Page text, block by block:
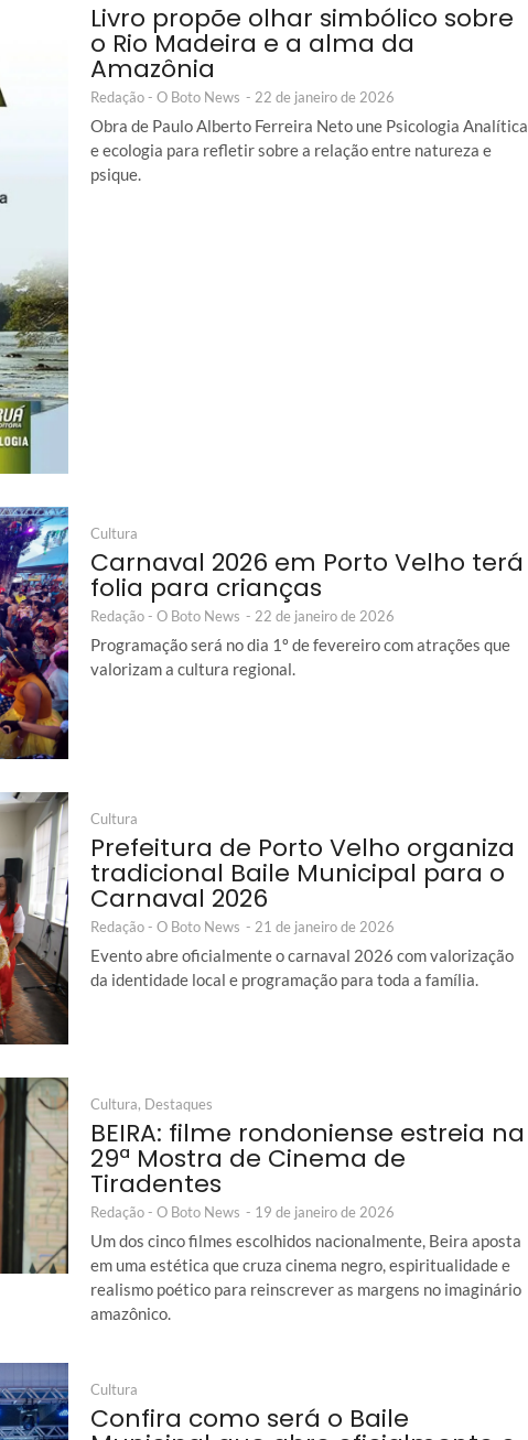
Livro propõe olhar simbólico sobre
o Rio Madeira e a alma da
Amazônia
Redação - O Boto News - 22 de janeiro de 2026
Obra de Paulo Alberto Ferreira Neto une Psicologia Analítica
e ecologia para refletir sobre a relação entre natureza e
psique.
Cultura
Carnaval 2026 em Porto Velho terá
folia para crianças
Redação - O Boto News - 22 de janeiro de 2026
Programação será no dia 1º de fevereiro com atrações que
valorizam a cultura regional.
Cultura
Prefeitura de Porto Velho organiza
tradicional Baile Municipal para o
Carnaval 2026
Redação - O Boto News - 21 de janeiro de 2026
Evento abre oficialmente o carnaval 2026 com valorização
da identidade local e programação para toda a família.
Cultura, Destaques
BEIRA: filme rondoniense estreia na
29ª Mostra de Cinema de
Tiradentes
Redação - O Boto News - 19 de janeiro de 2026
Um dos cinco filmes escolhidos nacionalmente, Beira aposta
em uma estética que cruza cinema negro, espiritualidade e
realismo poético para reinscrever as margens no imaginário
amazônico.
Cultura
Confira como será o Baile